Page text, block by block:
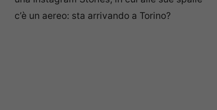
c’è un aereo: sta arrivando a Torino?